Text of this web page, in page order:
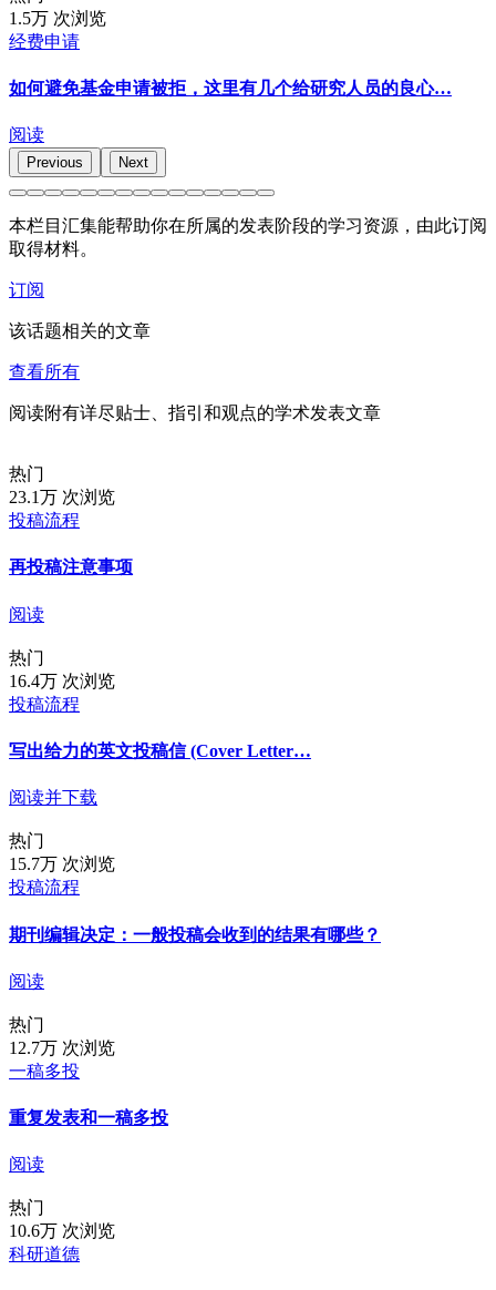
1.5万 次浏览
经费申请
如何避免基金申请被拒，这里有几个给研究人员的良心…
阅读
Previous Next
本栏目汇集能帮助你在所属的发表阶段的学习资源，由此订阅
取得材料。
订阅
该话题相关的文章
查看所有
阅读附有详尽贴士、指引和观点的学术发表文章
热门
23.1万 次浏览
投稿流程
再投稿注意事项
阅读
热门
16.4万 次浏览
投稿流程
写出给力的英文投稿信 (Cover Letter…
阅读并下载
热门
15.7万 次浏览
投稿流程
期刊编辑决定：一般投稿会收到的结果有哪些？
阅读
热门
12.7万 次浏览
一稿多投
重复发表和一稿多投
阅读
热门
10.6万 次浏览
科研道德